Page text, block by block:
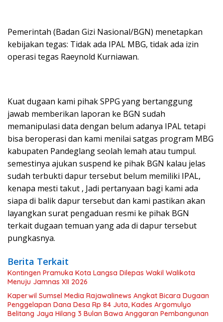
Pemerintah (Badan Gizi Nasional/BGN) menetapkan
kebijakan tegas: Tidak ada IPAL MBG, tidak ada izin
operasi tegas Raeynold Kurniawan.
Kuat dugaan kami pihak SPPG yang bertanggung
jawab memberikan laporan ke BGN sudah
memanipulasi data dengan belum adanya IPAL tetapi
bisa beroperasi dan kami menilai satgas program MBG
kabupaten Pandeglang seolah lemah atau tumpul.
semestinya ajukan suspend ke pihak BGN kalau jelas
sudah terbukti dapur tersebut belum memiliki IPAL,
kenapa mesti takut , Jadi pertanyaan bagi kami ada
siapa di balik dapur tersebut dan kami pastikan akan
layangkan surat pengaduan resmi ke pihak BGN
terkait dugaan temuan yang ada di dapur tersebut
pungkasnya.
Berita Terkait
Kontingen Pramuka Kota Langsa Dilepas Wakil Walikota
Menuju Jamnas XII 2026
Kaperwil Sumsel Media Rajawalinews Angkat Bicara Dugaan
Penggelapan Dana Desa Rp 84 Juta, Kades Argomulyo
Belitang Jaya Hilang 3 Bulan Bawa Anggaran Pembangunan